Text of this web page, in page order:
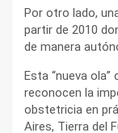
Por otro lado,
partir de 2010
de manera
Esta “nueva
reconocen la
obstetricia en
Aires, Tierra del